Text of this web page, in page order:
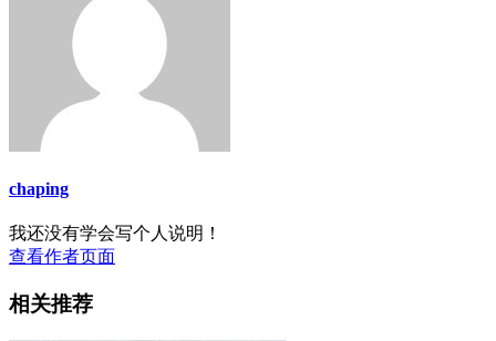
chaping
我还没有学会写个人说明！
查看作者页面
相关推荐